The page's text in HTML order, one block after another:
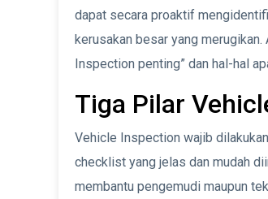
dapat secara proaktif
kerusakan besar yang merugikan.
Inspection penting” dan hal-hal
Tiga Pilar
Vehicle Inspection wajib
checklist yang jelas dan mudah
membantu pengemudi maupun